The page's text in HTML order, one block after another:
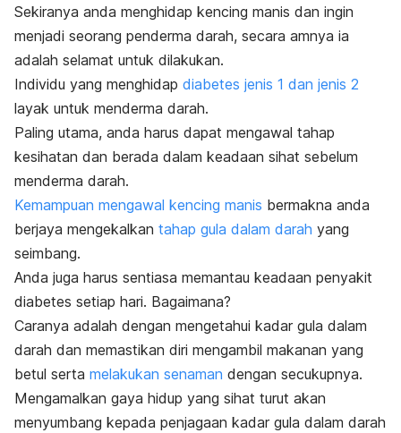
Sekiranya anda menghidap kencing manis dan ingin
menjadi seorang penderma darah, secara amnya ia
adalah selamat untuk dilakukan.
Individu yang menghidap diabetes jenis 1 dan jenis 2
layak untuk menderma darah.
Paling utama, anda harus dapat mengawal tahap
kesihatan dan berada dalam keadaan sihat sebelum
menderma darah.
Kemampuan mengawal kencing manis bermakna anda
berjaya mengekalkan tahap gula dalam darah yang
seimbang.
Anda juga harus sentiasa memantau keadaan penyakit
diabetes setiap hari. Bagaimana?
Caranya adalah dengan mengetahui kadar gula dalam
darah dan memastikan diri mengambil makanan yang
betul serta melakukan senaman dengan secukupnya.
Mengamalkan gaya hidup yang sihat turut akan
menyumbang kepada penjagaan kadar gula dalam darah